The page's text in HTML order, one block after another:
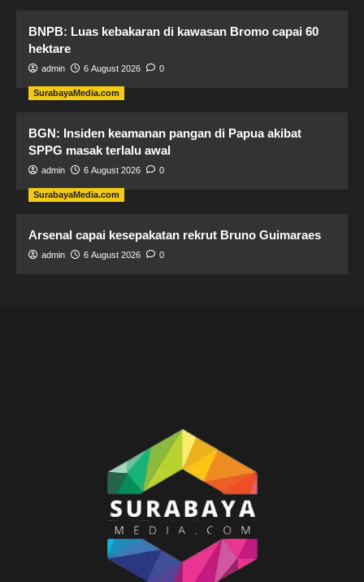
BNPB: Luas kebakaran di kawasan Bromo capai 60
hektare
admin 6 August 2026 0
SurabayaMedia.com
BGN: Insiden keamanan pangan di Papua akibat
SPPG masak terlalu awal
admin 6 August 2026 0
SurabayaMedia.com
Arsenal capai kesepakatan rekrut Bruno Guimaraes
admin 6 August 2026 0